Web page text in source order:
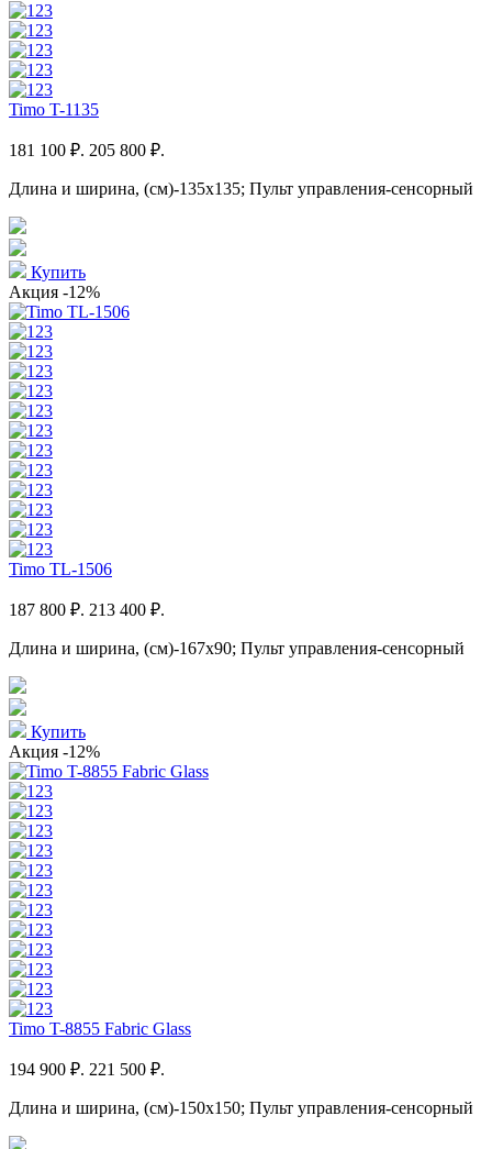
Timo T-1135
181 100 ₽. 205 800 ₽.
Длина и ширина, (см)-135x135; Пульт управления-сенсорный
Купить
Акция -12%
Timo TL-1506
187 800 ₽. 213 400 ₽.
Длина и ширина, (см)-167x90; Пульт управления-сенсорный
Купить
Акция -12%
Timo T-8855 Fabric Glass
194 900 ₽. 221 500 ₽.
Длина и ширина, (см)-150x150; Пульт управления-сенсорный